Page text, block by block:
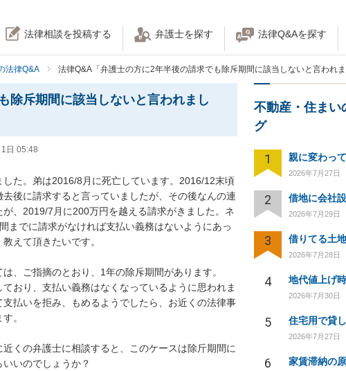
法律相談を投稿する 弁護士を探す 法律Q&Aを探す
法律Q&A 法律Q&A「弁護士の方に2年半後の請求でも除斥期間に該当しないと言われ
除斥期間に該当しないと言われまし
日 05:48
た。弟は2016/8月に死亡しています。2016/12末頃
後に請求すると言っていましたが、その後なんの連
、2019/7月に200万円を越える請求がきました。ネ
までに請求がなければ支払い義務はないようにあっ
えて頂きたいです。
、ご指摘のとおり、1年の除斥期間があります。
おり、支払い義務はなくなっているように思われま
払いを拒み、もめるようでしたら、お近くの法律事
。
くの弁護士に相談すると、このケースは除斤期間に
いのでしょうか？
不動産・住ま
グ
1
2026年7月27日
2 借地に会社
2026年7月29日
3
2026年7月28日
4 地代値上げ
2026年7月30日
5
2026年7月27日
6